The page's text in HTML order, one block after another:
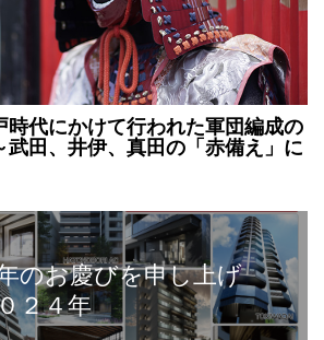
時代にかけて行われた軍団編成の
武田、井伊、真田の「赤備え」に
のお慶びを申し上げ
２４年